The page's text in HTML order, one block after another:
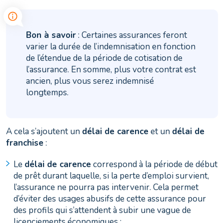
Bon à savoir: Certaines assurances feront
varier la durée de l’indemnisation en fonction
de l’étendue de la période de cotisation de
l’assurance. En somme, plus votre contrat est
ancien, plus vous serez indemnisé
longtemps.
A cela s’ajoutent un délai de carence et un délai de
franchise :
Le délai de carence correspond à la période de début
de prêt durant laquelle, si la perte d’emploi survient,
l’assurance ne pourra pas intervenir. Cela permet
d’éviter des usages abusifs de cette assurance pour
des profils qui s’attendent à subir une vague de